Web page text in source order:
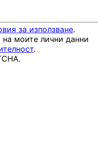
за използване.
на моите лични данни
.